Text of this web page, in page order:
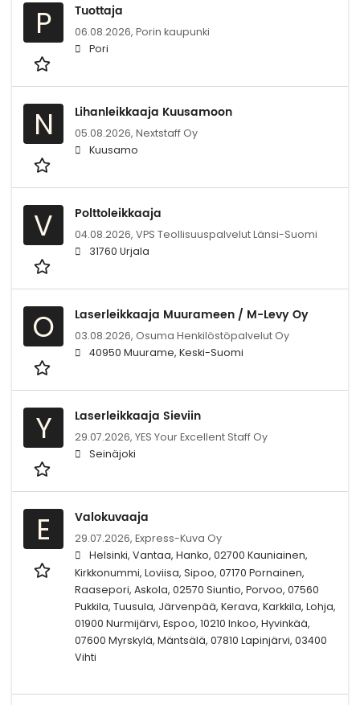
P Tuottaja
06.08.2026, Porin kaupunki
Pori
N Lihanleikkaaja Kuusamoon
05.08.2026, Nextstaff Oy
Kuusamo
V Polttoleikkaaja
04.08.2026, VPS Teollisuuspalvelut Länsi-Suomi
31760 Urjala
O Laserleikkaaja Muurameen / M-Levy Oy
03.08.2026, Osuma Henkilöstöpalvelut Oy
40950 Muurame, Keski-Suomi
Y Laserleikkaaja Sieviin
29.07.2026, YES Your Excellent Staff Oy
Seinäjoki
E Valokuvaaja
29.07.2026, Express-Kuva Oy
Helsinki, Vantaa, Hanko, 02700 Kauniainen,
Kirkkonummi, Loviisa, Sipoo, 07170 Pornainen,
Raasepori, Askola, 02570 Siuntio, Porvoo, 07560
Pukkila, Tuusula, Järvenpää, Kerava, Karkkila, Lohja,
01900 Nurmijärvi, Espoo, 10210 Inkoo, Hyvinkää,
07600 Myrskylä, Mäntsälä, 07810 Lapinjärvi, 03400
Vihti